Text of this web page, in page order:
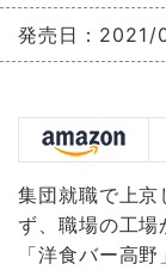
発売日： 2021/
集団就職で上
ず、職場の工場
「洋食バー高